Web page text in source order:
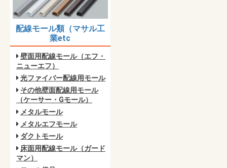
配線モール類（マサル工
業etc
壁面用配線モール（エフ・
ニューエフ）
光ファイバー配線用モール
その他壁面配線用モール
（ケーサー・Gモール）
メタルモール
メタルエフモール
ダクトモール
床面用配線モール（ガード
マン）